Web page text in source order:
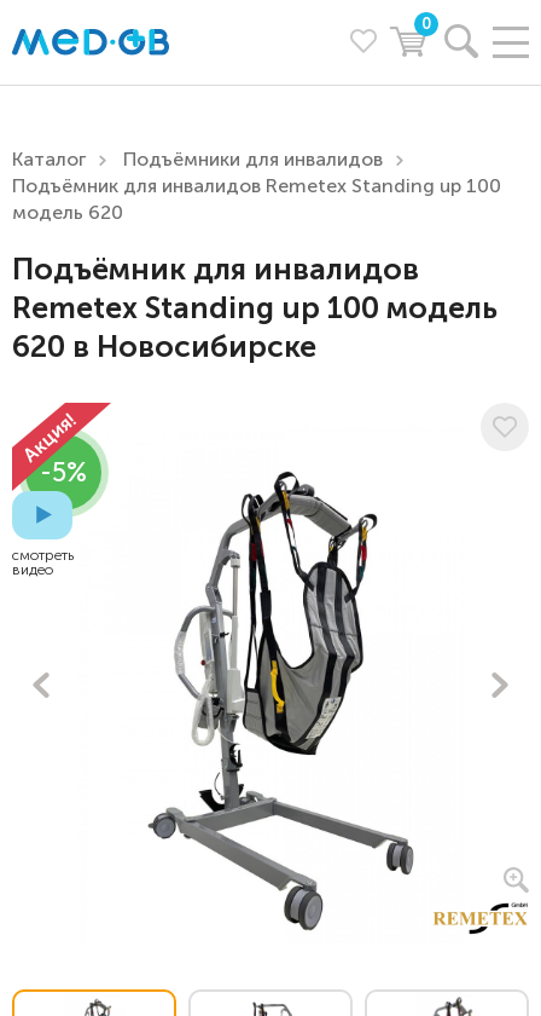
0
Каталог
Подъёмники для инвалидов
Подъёмник для инвалидов Remetex Standing up 100
модель 620
Подъёмник для инвалидов
Remetex Standing up 100 модель
620 в Новосибирске
смотреть
видео
-5%